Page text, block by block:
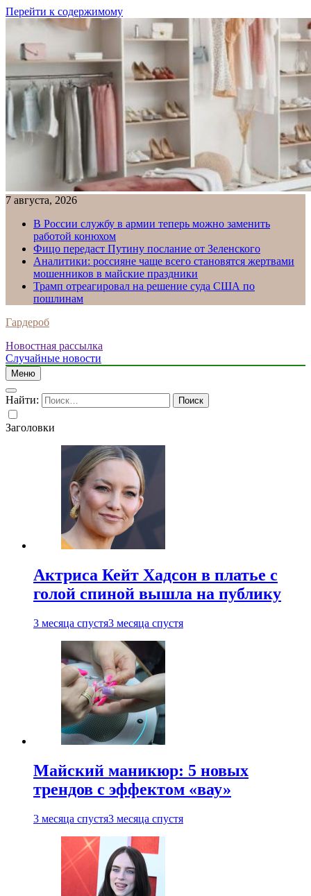
Перейти к содержимому
7 августа, 2026
В России службу в армии теперь можно заменить
работой конюхом
Фицо передаст Путину послание от Зеленского
Аналитики: россияне чаще всего становятся жертвами
мошенников в майские праздники
Трамп отреагировал на решение суда США по
пошлинам
Гардероб
Новостная рассылка
Случайные новости
Меню
Найти:
Заголовки
Актриса Кейт Хадсон в платье с
голой спиной вышла на публику
3 месяца спустя3 месяца спустя
Майский маникюр: 5 новых
трендов с эффектом «вау»
3 месяца спустя3 месяца спустя